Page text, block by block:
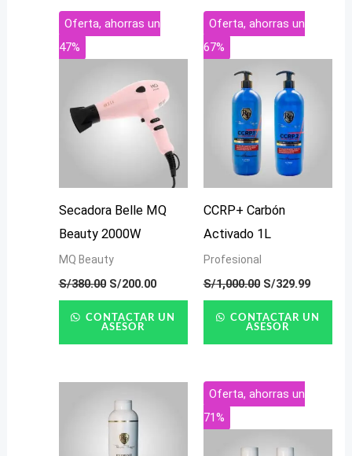
Oferta, ahorras un
47%
Secadora Belle MQ
Beauty 2000W
MQ Beauty
S/380.00
El
precio
era:
S/380.00.
S/200.00
El
precio
es:
S/200.00.
CONTACTAR UN
ASESOR
Oferta, ahorras un
67%
CCRP+ Carbón
Activado 1L
Profesional
S/1,000.00
El
precio
era:
S/1,000.00.
S/329.99
es:
CONTACTAR UN
ASESOR
Oferta, ahorras un
71%
El
era:
S/700.00.
es: